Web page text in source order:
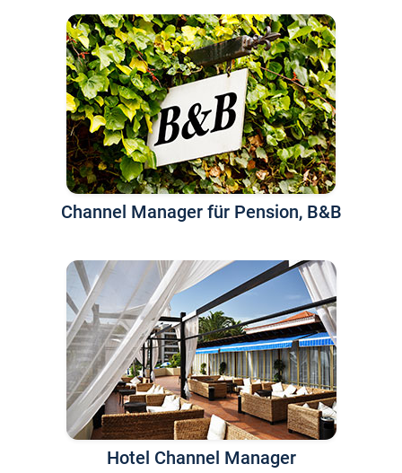
Channel Manager für Pension, B&B
Hotel Channel Manager